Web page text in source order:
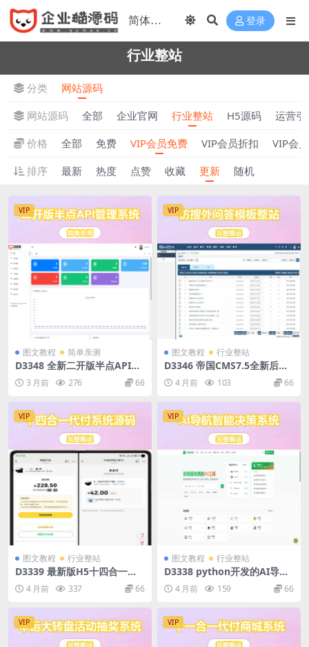
登录
行业整站
分类
网站源码
网站源码
全部 企业官网 行业整站 H5源码
运营引
价格
全部 免费 VIP会员免费 VIP会员折扣
VIP会
排序
最新 热度 点赞 收藏 更新 随机
VIP
图文教程 简单亲测
D3348 全新二开版半点API管
理系统源码 API计费 全开源
3 月前 276 66
VIP
图文教程 行业整站
D3346 帝国CMS7.5全新后台
仿搜外问答模板整站带演示数
据源码
4 月前 103 66
VIP
图文教程 行业整站
D3339 最新版H5十四合一代
付系统源码
4 月前 337 66
VIP
图文教程 行业整站
D3338 python开发的AI导航
智能决策系统
4 月前 159 66
VIP VIP